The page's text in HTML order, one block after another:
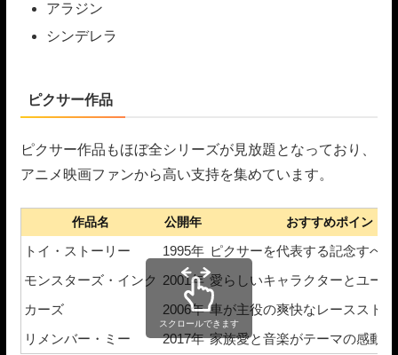
アラジン
シンデレラ
ピクサー作品
ピクサー作品もほぼ全シリーズが見放題となっており、
アニメ映画ファンから高い支持を集めています。
作品名 公開年 おすすめポイント
トイ・ストーリー 1995年 ピクサーを代表する記念すべ
モンスターズ・インク 2001年 愛らしいキャラクターとユー
カーズ
2006年 車が主役の爽快なレーススト
リメンバー・ミー
2017年 家族愛と音楽がテーマの感動作
スクロールできます